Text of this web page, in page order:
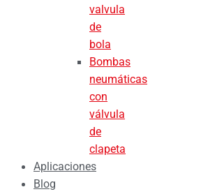
valvula
de
bola
Bombas
neumáticas
con
válvula
de
clapeta
Aplicaciones
Blog